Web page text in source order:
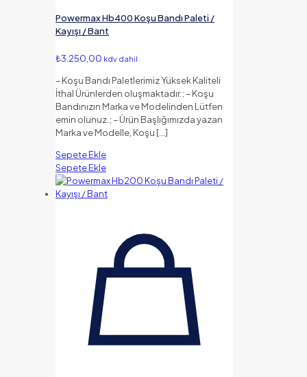
Powermax Hb400 Koşu Bandı Paleti /
Kayışı / Bant
₺3.250,00 kdv dahil
– Koşu Bandı Paletlerimiz Yüksek Kaliteli
İthal Ürünlerden oluşmaktadır.; – Koşu
Bandınızın Marka ve Modelinden Lütfen
emin olunuz.; – Ürün Başlığımızda yazan
Marka ve Modelle, Koşu […]
Sepete Ekle
Sepete Ekle